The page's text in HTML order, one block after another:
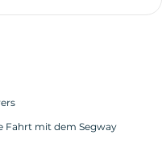
Fahrt mit dem Segway